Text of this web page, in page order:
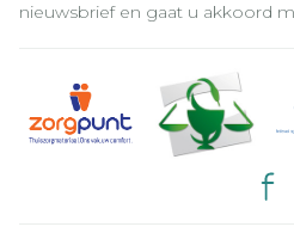
nieuwsbrief en gaat u akkoord